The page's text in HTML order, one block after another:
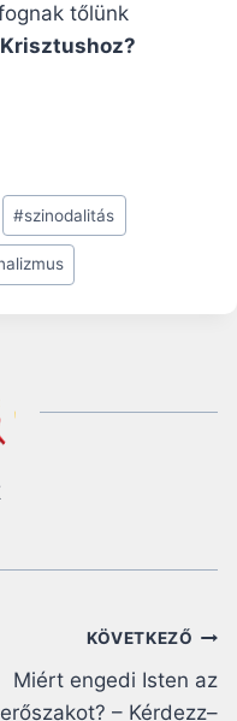
tőlünk
#szinodalitás
KÖVETKEZŐ
Miért engedi Isten az
erőszakot? – Kérdezz–